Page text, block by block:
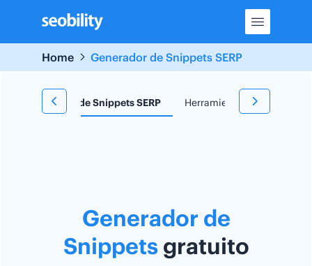
content
Home
Generador de Snippets SERP
Generador de Snippets SERP Herramienta TF*IDF
Generador de
Snippetsgratuito